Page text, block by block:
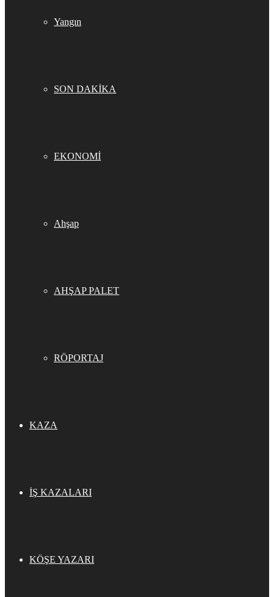
Yangın
SON DAKİKA
EKONOMİ
Ahşap
AHŞAP PALET
RÖPORTAJ
KAZA
İŞ KAZALARI
KÖŞE YAZARI